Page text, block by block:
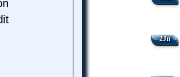
2Jn